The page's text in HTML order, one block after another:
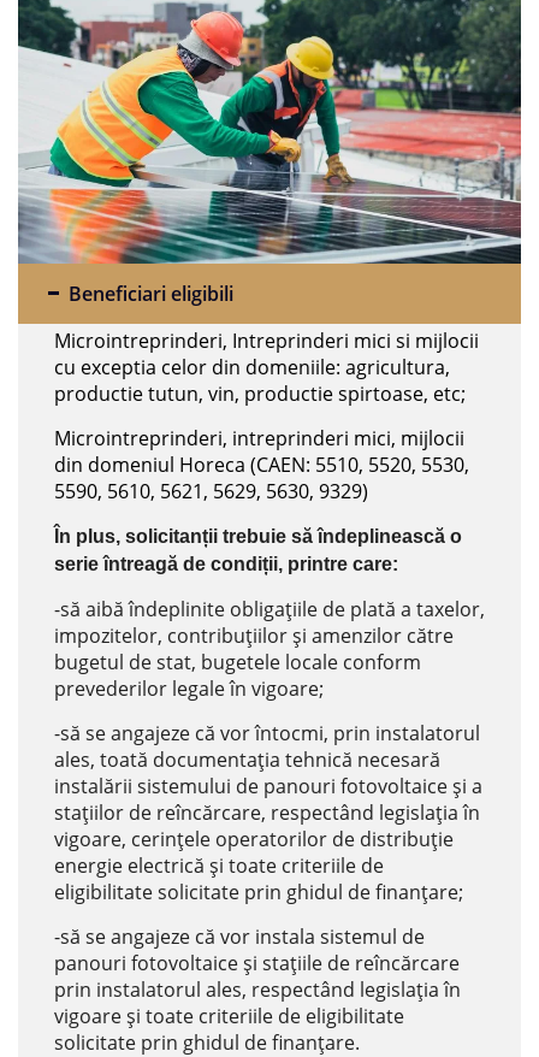
Beneficiari eligibili
Microintreprinderi, Intreprinderi mici si mijlocii
cu exceptia celor din domeniile: agricultura,
productie tutun, vin, productie spirtoase, etc;
Microintreprinderi, intreprinderi mici, mijlocii
din domeniul Horeca (CAEN: 5510, 5520, 5530,
5590, 5610, 5621, 5629, 5630, 9329)
În plus, solicitanții trebuie să îndeplinească o
serie întreagă de condiții, printre care:
-să aibă îndeplinite obligaţiile de plată a taxelor,
impozitelor, contribuţiilor şi amenzilor către
bugetul de stat, bugetele locale conform
prevederilor legale în vigoare;
-să se angajeze că vor întocmi, prin instalatorul
ales, toată documentaţia tehnică necesară
instalării sistemului de panouri fotovoltaice și a
stațiilor de reîncărcare, respectând legislaţia în
vigoare, cerinţele operatorilor de distribuţie
energie electrică şi toate criteriile de
eligibilitate solicitate prin ghidul de finanţare;
-să se angajeze că vor instala sistemul de
panouri fotovoltaice și stațiile de reîncărcare
prin instalatorul ales, respectând legislaţia în
vigoare şi toate criteriile de eligibilitate
solicitate prin ghidul de finanţare.